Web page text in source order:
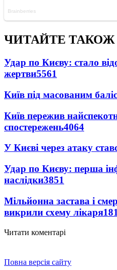
ЧИТАЙТЕ ТАКОЖ
Удар по Києву: стало
жертви5561
Київ під масованим
Київ пережив
спостережень4064
У Києві через атаку
Удар по Києву: перша
наслідки3851
Мільйонна застава і
викрили схему лікаря
Читати коментарі
Повна версія сайту